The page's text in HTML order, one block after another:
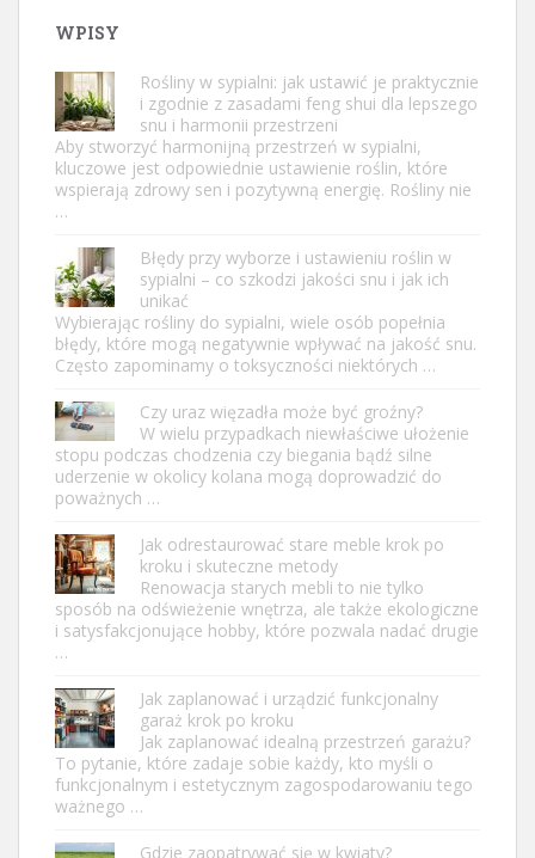
WPISY
Rośliny w sypialni: jak ustawić je praktycznie
i zgodnie z zasadami feng shui dla lepszego
snu i harmonii przestrzeni
Aby stworzyć harmonijną przestrzeń w sypialni,
kluczowe jest odpowiednie ustawienie roślin, które
wspierają zdrowy sen i pozytywną energię. Rośliny nie
…
Błędy przy wyborze i ustawieniu roślin w
sypialni – co szkodzi jakości snu i jak ich
unikać
Wybierając rośliny do sypialni, wiele osób popełnia
błędy, które mogą negatywnie wpływać na jakość snu.
Często zapominamy o toksyczności niektórych …
Czy uraz więzadła może być groźny?
W wielu przypadkach niewłaściwe ułożenie
stopu podczas chodzenia czy biegania bądź silne
uderzenie w okolicy kolana mogą doprowadzić do
poważnych …
Jak odrestaurować stare meble krok po
kroku i skuteczne metody
Renowacja starych mebli to nie tylko
sposób na odświeżenie wnętrza, ale także ekologiczne
i satysfakcjonujące hobby, które pozwala nadać drugie
…
Jak zaplanować i urządzić funkcjonalny
garaż krok po kroku
Jak zaplanować idealną przestrzeń garażu?
To pytanie, które zadaje sobie każdy, kto myśli o
funkcjonalnym i estetycznym zagospodarowaniu tego
ważnego …
Gdzie zaopatrywać się w kwiaty?